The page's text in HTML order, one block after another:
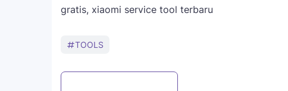
gratis, xiaomi service tool terbaru
TOOLS